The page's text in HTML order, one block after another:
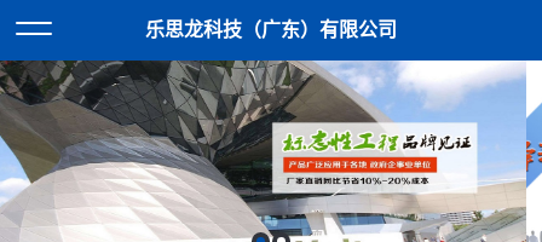
乐思龙科技（广东）有限公司